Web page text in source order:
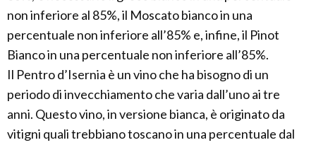
non inferiore al 85%, il Moscato bianco in una
percentuale non inferiore all’85% e, infine, il Pinot
Bianco in una percentuale non inferiore all’85%.
Il Pentro d’Isernia è un vino che ha bisogno di un
periodo di invecchiamento che varia dall’uno ai tre
anni. Questo vino, in versione bianca, è originato da
vitigni quali trebbiano toscano in una percentuale dal